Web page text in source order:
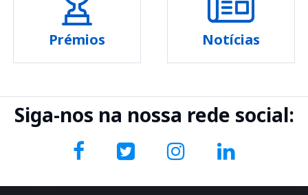
Prémios Notícias
Siga-nos na nossa rede social: